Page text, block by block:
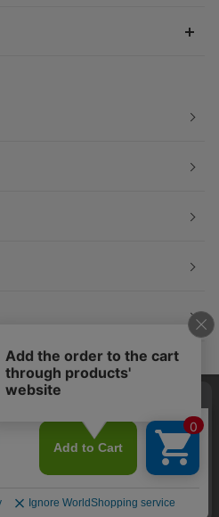
個人情報保護方針
びコンテンツの最適な提供、ト
Cookieを使用しています。
、Cookieの利用に同意したことも
リシーをご確認ください。
諾する